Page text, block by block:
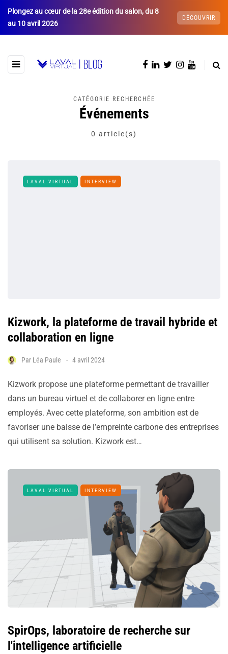
Plongez au cœur de la 28e édition du salon, du 8
au 10 avril 2026
DÉCOUVRIR
CATÉGORIE RECHERCHÉE
Événements
0 article(s)
LAVAL VIRTUAL INTERVIEW
Kizwork, la plateforme de travail hybride et
collaboration en ligne
Par Léa Paule 4 avril 2024
Kizwork propose une plateforme permettant de travailler
dans un bureau virtuel et de collaborer en ligne entre
employés. Avec cette plateforme, son ambition est de
favoriser une baisse de l’empreinte carbone des entreprises
qui utilisent sa solution. Kizwork est…
LAVAL VIRTUAL INTERVIEW
SpirOps, laboratoire de recherche sur
l'intelligence artificielle